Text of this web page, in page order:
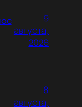
9
августа,
2026
8
августа,